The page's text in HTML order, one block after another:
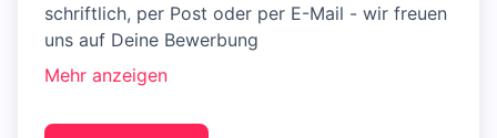
schriftlich, per Post oder per E-Mail - wir freuen
uns auf Deine Bewerbung
Mehr anzeigen